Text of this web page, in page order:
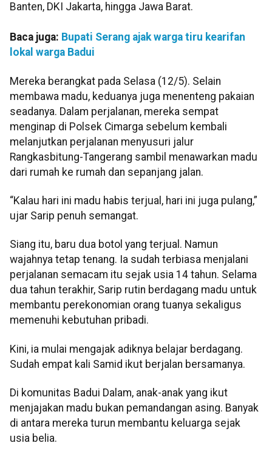
Banten, DKI Jakarta, hingga Jawa Barat.
Baca juga: Bupati Serang ajak warga tiru kearifan
lokal warga Badui
Mereka berangkat pada Selasa (12/5). Selain
membawa madu, keduanya juga menenteng pakaian
seadanya. Dalam perjalanan, mereka sempat
menginap di Polsek Cimarga sebelum kembali
melanjutkan perjalanan menyusuri jalur
Rangkasbitung-Tangerang sambil menawarkan madu
dari rumah ke rumah dan sepanjang jalan.
“Kalau hari ini madu habis terjual, hari ini juga pulang,”
ujar Sarip penuh semangat.
Siang itu, baru dua botol yang terjual. Namun
wajahnya tetap tenang. Ia sudah terbiasa menjalani
perjalanan semacam itu sejak usia 14 tahun. Selama
dua tahun terakhir, Sarip rutin berdagang madu untuk
membantu perekonomian orang tuanya sekaligus
memenuhi kebutuhan pribadi.
Kini, ia mulai mengajak adiknya belajar berdagang.
Sudah empat kali Samid ikut berjalan bersamanya.
Di komunitas Badui Dalam, anak-anak yang ikut
menjajakan madu bukan pemandangan asing. Banyak
di antara mereka turun membantu keluarga sejak
usia belia.